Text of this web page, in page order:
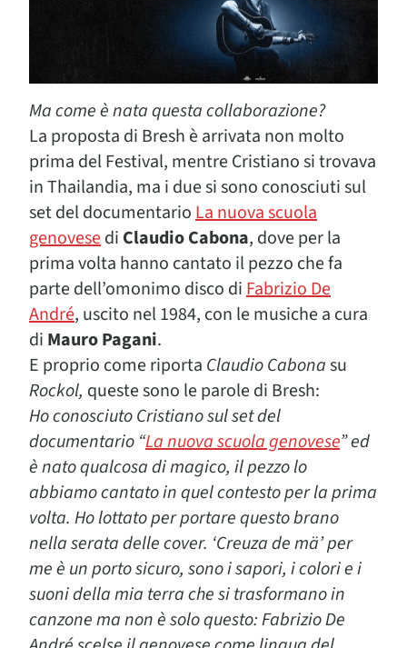
Ma come è nata questa collaborazione?
La proposta di Bresh è arrivata non molto
prima del Festival, mentre Cristiano si trovava
in Thailandia, ma i due si sono conosciuti sul
set del documentarioLa nuova scuola
genovesedi Claudio Cabona, dove per la
prima volta hanno cantato il pezzo che fa
parte dell’omonimo disco diFabrizio De
André, uscito nel 1984, con le musiche a cura
di Mauro Pagani.
E proprio come riporta Claudio Cabonasu
Rockol, queste sono le parole di Bresh:
Ho conosciuto Cristiano sul set del
documentario “La nuova scuola genovese” ed
è nato qualcosa di magico, il pezzo lo
abbiamo cantato in quel contesto per la prima
volta. Ho lottato per portare questo brano
nella serata delle cover. ‘Creuza de mä’ per
me è un porto sicuro, sono i sapori, i colori e i
suoni della mia terra che si trasformano in
canzone ma non è solo questo: Fabrizio De